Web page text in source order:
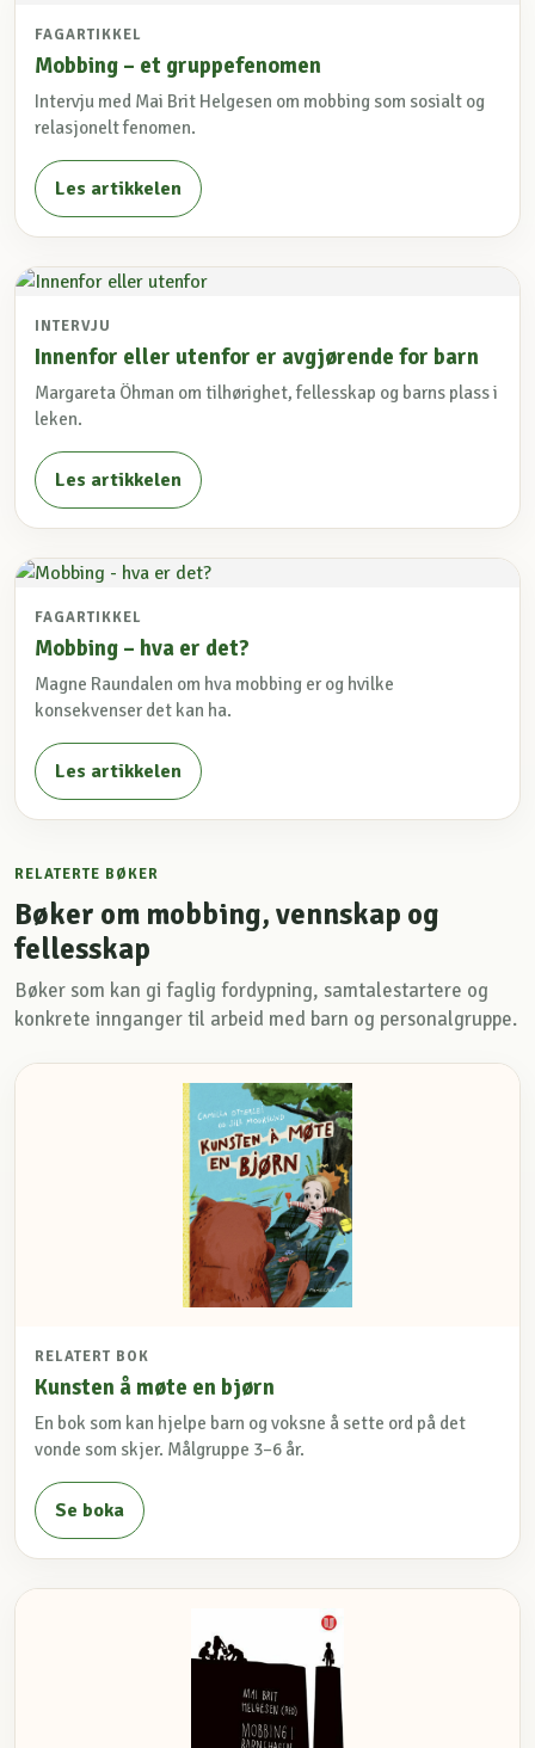
FAGARTIKKEL
Mobbing – et gruppefenomen
Intervju med Mai Brit Helgesen om mobbing som sosialt og
relasjonelt fenomen.
Les artikkelen
INTERVJU
Innenfor eller utenfor er avgjørende for barn
Margareta Öhman om tilhørighet, fellesskap og barns plass i
leken.
Les artikkelen
FAGARTIKKEL
Mobbing – hva er det?
Magne Raundalen om hva mobbing er og hvilke
konsekvenser det kan ha.
Les artikkelen
RELATERTE BØKER
Bøker om mobbing, vennskap og
fellesskap
Bøker som kan gi faglig fordypning, samtalestartere og
konkrete innganger til arbeid med barn og personalgruppe.
RELATERT BOK
Kunsten å møte en bjørn
En bok som kan hjelpe barn og voksne å sette ord på det
vonde som skjer. Målgruppe 3–6 år.
Se boka